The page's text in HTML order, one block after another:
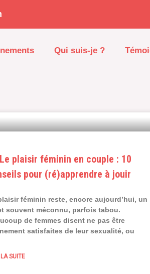
Qui suis-je ?
plaisir féminin en couple : 10
pour (ré)apprendre à jouir
féminin reste, encore aujourd’hui, un
souvent méconnu, parfois tabou.
de femmes disent ne pas être
satisfaites de leur sexualité, ou
LA SUITE